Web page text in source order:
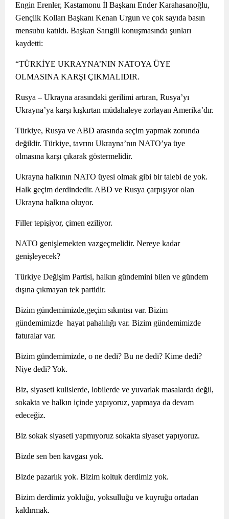
Engin Erenler, Kastamonu İl Başkanı Ender Karahasanoğlu,
Gençlik Kolları Başkanı Kenan Urgun ve çok sayıda basın
mensubu katıldı. Başkan Sarıgül konuşmasında şunları
kaydetti:
“TÜRKİYE UKRAYNA’NIN NATOYA ÜYE
OLMASINA KARŞI ÇIKMALIDIR.
Rusya – Ukrayna arasındaki gerilimi artıran, Rusya’yı
Ukrayna’ya karşı kışkırtan müdahaleye zorlayan Amerika’dır.
Türkiye, Rusya ve ABD arasında seçim yapmak zorunda
değildir. Türkiye, tavrını Ukrayna’nın NATO’ya üye
olmasına karşı çıkarak göstermelidir.
Ukrayna halkının NATO üyesi olmak gibi bir talebi de yok.
Halk geçim derdindedir. ABD ve Rusya çarpışıyor olan
Ukrayna halkına oluyor.
Filler tepişiyor, çimen eziliyor.
NATO genişlemekten vazgeçmelidir. Nereye kadar
genişleyecek?
Türkiye Değişim Partisi, halkın gündemini bilen ve gündem
dışına çıkmayan tek partidir.
Bizim gündemimizde,geçim sıkıntısı var. Bizim
gündemimizde hayat pahalılığı var. Bizim gündemimizde
faturalar var.
Bizim gündemimizde, o ne dedi? Bu ne dedi? Kime dedi?
Niye dedi? Yok.
Biz, siyaseti kulislerde, lobilerde ve yuvarlak masalarda değil,
sokakta ve halkın içinde yapıyoruz, yapmaya da devam
edeceğiz.
Biz sokak siyaseti yapmıyoruz sokakta siyaset yapıyoruz.
Bizde sen ben kavgası yok.
Bizde pazarlık yok. Bizim koltuk derdimiz yok.
Bizim derdimiz yokluğu, yoksulluğu ve kuyruğu ortadan
kaldırmak.